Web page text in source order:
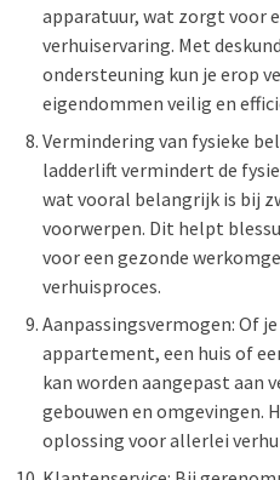
apparatuur, wat zorgt voor
verhuiservaring. Met
ondersteuning kun je erop
eigendommen veilig en
Vermindering van fysieke
ladderlift vermindert de
wat vooral belangrijk is bij
voorwerpen. Dit helpt
voor een gezonde
verhuisproces.
Aanpassingsvermogen: Of
appartement, een huis of
kan worden aangepast aan
gebouwen en omgevingen.
oplossing voor allerlei